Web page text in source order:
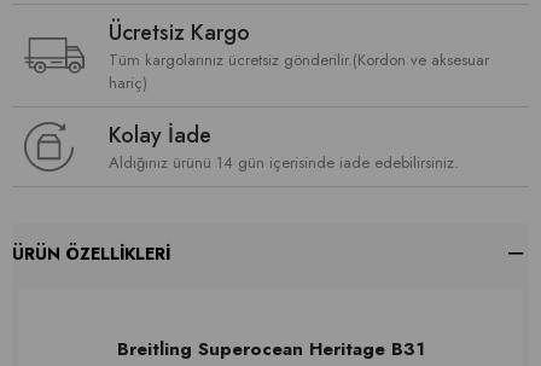
Ücretsiz Kargo
Tüm kargolarınız ücretsiz gönderilir.(Kordon ve aksesuar
hariç)
Kolay İade
Aldığınız ürünü 14 gün içerisinde iade edebilirsiniz.
ÜRÜN ÖZELLIKLERI
Breitling Superocean Heritage B31